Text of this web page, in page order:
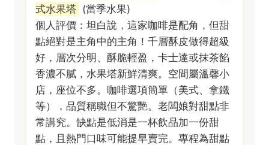
式水果塔 (當季水果)
個人評價：坦白說，這家咖啡是配角，但甜
點絕對是主角中的主角！千層酥皮做得超級
好，層次分明、酥脆輕盈，卡士達或抹茶餡
香濃不膩，水果塔新鮮清爽。空間屬溫馨小
店，座位不多。咖啡選項簡單（美式、拿鐵
等），品質稱職但不驚艷。老闆娘對甜點非
常講究。缺點是低消是一杯飲品加一份甜
點，且熱門口味可能提早賣完。專程為甜點